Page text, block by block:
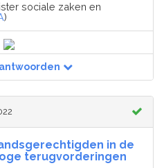
sociale zaken en
)
in de
terugvorderingen